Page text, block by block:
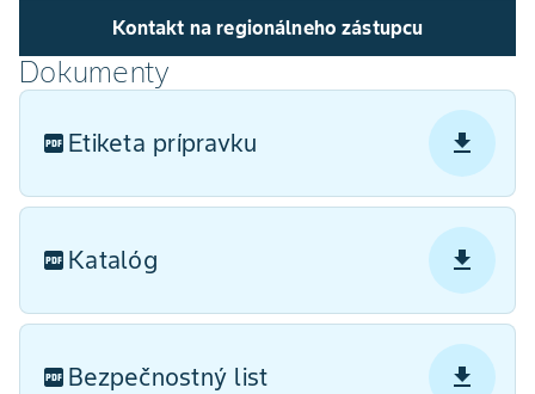
Kontakt na regionálneho zástupcu
Dokumenty
Etiketa prípravku
Katalóg
Bezpečnostný list